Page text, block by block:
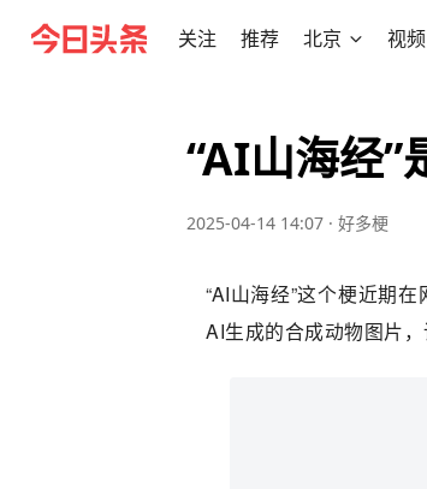
关注 推荐 北京 视频
“AI山海经”
2025-04-14 14:07 · 好多梗
“AI山海经”这个梗近期
AI生成的合成动物图片，